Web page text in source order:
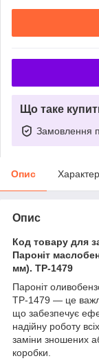
Що таке
Замовлення
Опис
Опис
Код товару для
Пароніт
мм). TP-1479
Пароніт
TP-1479 — це
що забезпечує
надійну роботу
заміни зношених
коробки.